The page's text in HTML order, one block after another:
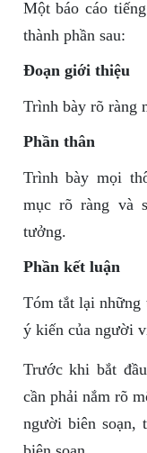
Một báo cáo
thành phần sau:
Đoạn giới thiệu
Trình bày rõ ràng
Phần thân
Trình bày mọi
mục rõ ràng và
tưởng.
Phần kết luận
Tóm tắt lại những
ý kiến của người
Trước khi bắt
cần phải nắm rõ
người biên soạn,